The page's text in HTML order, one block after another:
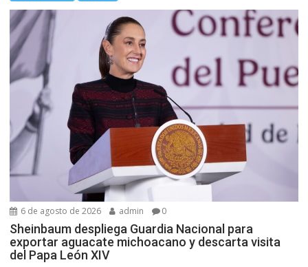
6 de agosto de 2026 admin 0
Sheinbaum despliega Guardia Nacional para
exportar aguacate michoacano y descarta visita
del Papa León XIV